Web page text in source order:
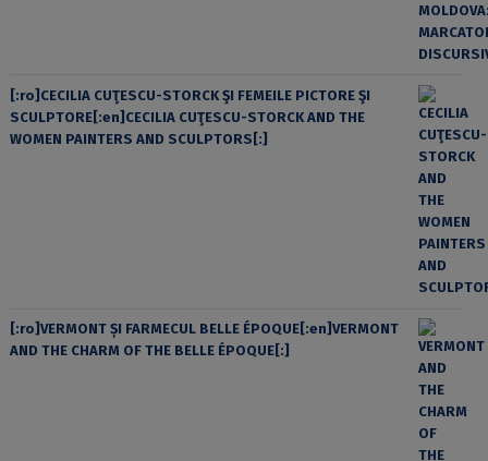
[:ro]CECILIA CUŢESCU-STORCK ŞI FEMEILE PICTORE ŞI
SCULPTORE[:en]CECILIA CUŢESCU-STORCK AND THE
WOMEN PAINTERS AND SCULPTORS[:]
[:ro]VERMONT ȘI FARMECUL BELLE ÉPOQUE[:en]VERMONT
AND THE CHARM OF THE BELLE ÉPOQUE[:]